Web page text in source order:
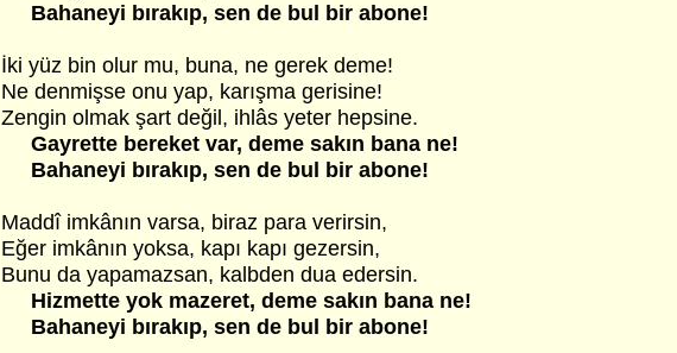
Bahaneyi bırakıp, sen de bul bir abone!
İki yüz bin olur mu, buna, ne gerek deme!
Ne denmişse onu yap, karışma gerisine!
Zengin olmak şart değil, ihlâs yeter hepsine.
Gayrette bereket var, deme sakın bana ne!
Bahaneyi bırakıp, sen de bul bir abone!
Maddî imkânın varsa, biraz para verirsin,
Eğer imkânın yoksa, kapı kapı gezersin,
Bunu da yapamazsan, kalbden dua edersin.
Hizmette yok mazeret, deme sakın bana ne!
Bahaneyi bırakıp, sen de bul bir abone!